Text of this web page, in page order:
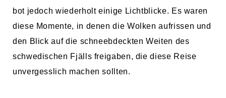
bot jedoch wiederholt einige Lichtblicke. Es waren
diese Momente, in denen die Wolken aufrissen und
den Blick auf die schneebdeckten Weiten des
schwedischen Fjälls freigaben, die diese Reise
unvergesslich machen sollten.